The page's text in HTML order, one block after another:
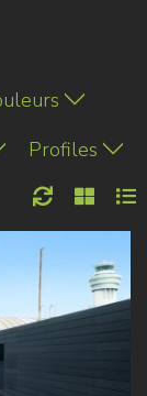
Profiles